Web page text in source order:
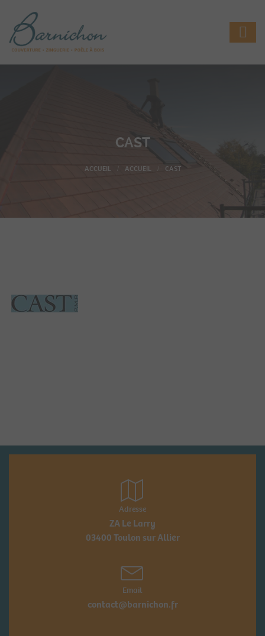
CAST
ACCUEIL CAST
Adresse
ZA Le Larry
03400 Toulon sur Allier
Email
contact@barnichon.fr